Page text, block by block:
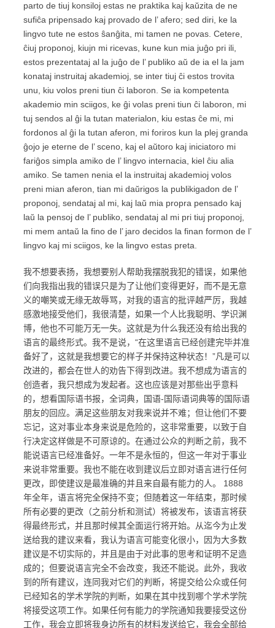
parto de tiuj konsiloj estas ne praktika kaj kaŭzita de ne
sufiĉa pripensado kaj provado de l’ afero; sed diri, ke la
lingvo tute ne estos ŝanĝita, mi tamen ne povas. Cetere,
ĉiuj proponoj, kiujn mi ricevas, kune kun mia juĝo pri ili,
estos prezentataj al la juĝo de l’ publiko aŭ de ia el la jam
konataj instruitaj akademioj, se inter tiuj ĉi estos trovita
unu, kiu volos preni tiun ĉi laboron. Se ia kompetenta
akademio min sciigos, ke ĝi volas preni tiun ĉi laboron, mi
tuj sendos al ĝi la tutan materialon, kiu estas ĉe mi, mi
fordonos al ĝi la tutan aferon, mi foriros kun la plej granda
ĝojo je eterne de l’ sceno, kaj el aŭtoro kaj iniciatoro mi
fariĝos simpla amiko de l’ lingvo internacia, kiel ĉiu alia
amiko. Se tamen nenia el la instruitaj akademioj volos
preni mian aferon, tian mi daŭrigos la publikigadon de l’
proponoj, sendataj al mi, kaj laŭ mia propra pensado kaj
laŭ la pensoj de l’ publiko, sendataj al mi pri tiuj proponoj,
mi mem antaŭ la fino de l’ jaro decidos la finan formon de l’
lingvo kaj mi sciigos, ke la lingvo estas preta.
我不想要表扬，我想要别人帮助我摆脱我犯的错误，如果他
们向我指出我的错误只是为了让他们变得更好，而不是无意
义的嘲笑或无缘无故辱骂，对我的语言的批评越严厉，我越
感激地接受他们，我很清楚，如果一个人比我聪明、学识渊
博，他也不可能万无一失。这就是为什么我还没有给出我的
语言的最终形式。我不是说，“在这里语言已经创建完毕并准
备好了，这就是我想要它的样子并保持这种状态！”凡是可以
改进的，都会在世人的劝告下得到改进。我不想成为语言的
创造者，我只想成为发起者。这也应该是对那些出乎意料
的，想看国际语书报，全词典，国语-国际语词典等的国际语
朋友的回应。满足这些朋友对我来说并不难；但让他们不要
忘记，这对事业本身来说是危险的，这非常重要，以致于自
行决定这样做是不可原谅的。在通过公众的判断之前，我不
能说语言已经准备好。一年不是永恒的，但这一年对于事业
来说非常重要。我也不能在收到建议后立即对语言进行任何
更改，即使建议是最准确的并且来自最有能力的人。 1888
年全年，语言将完全保持不变；但随着这一年结束，那时候
所有必要的更改（之前分析和测试）将被发布，该语言将获
得最终形式，并且那时候其全面运行将开始。从迄今为止发
送给我的建议来看，我认为语言可能变化很小，因为大多数
建议是不切实际的，并且是由于对此事的思考和证明不足造
成的；但要说语言完全不会改变，我还不能说。此外，我收
到的所有建议，连同我对它们的判断，将提交给公众或任何
已经知名的学术学院的判断，如果在其中找到哪个学术学院
将接受这项工作。如果任何有能力的学院通知我要接受这份
工作，我会立即将我身边所有的材料发送给它，我会全部给